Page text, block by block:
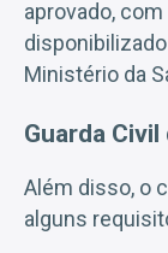
aprovado,
Ministério da
Guarda
Além disso, o
alguns